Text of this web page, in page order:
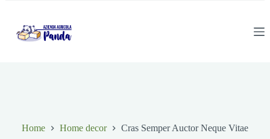
Home Home decor
Cras Semper Auctor Neque Vitae